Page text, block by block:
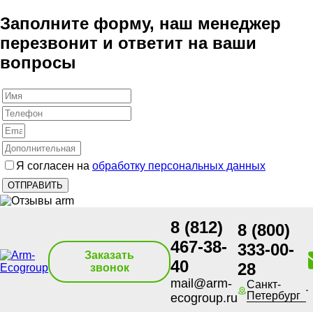
Заполните форму, наш менеджер
перезвонит и ответит на ваши
вопросы
Я согласен на обработку персональных данных
Заказать
звонок
8 (812)
467-38-
40
mail@arm-
ecogroup.ru
8 (800)
333-00-
28
Санкт-
Петербург